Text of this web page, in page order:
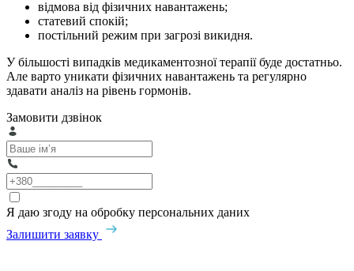
відмова від фізичних навантажень;
статевий спокій;
постільний режим при загрозі викидня.
У більшості випадків медикаментозної терапії буде достатньо.
Але варто уникати фізичних навантажень та регулярно
здавати аналіз на рівень гормонів.
Замовити дзвінок
Я даю згоду на обробку персональних даних
Залишити заявку